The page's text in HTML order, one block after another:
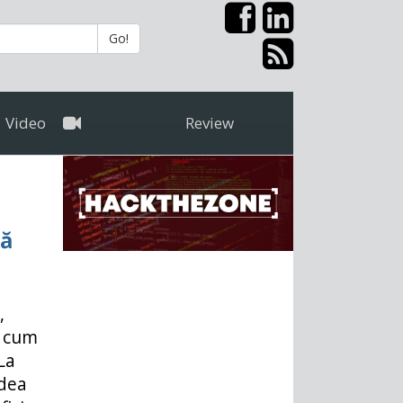
Go!
Video Review